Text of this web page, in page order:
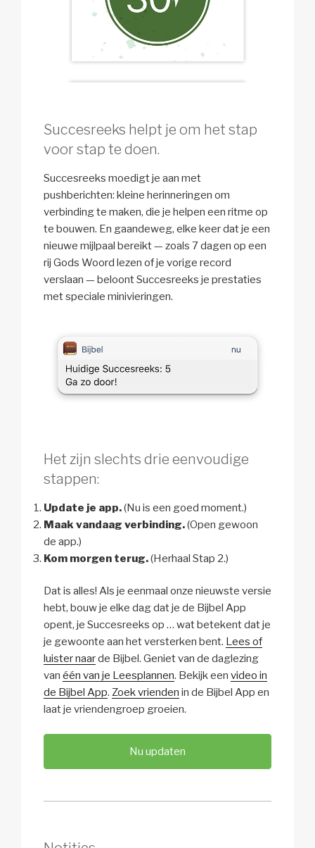
Succesreeks helpt je om het stap
voor stap te doen.
Succesreeks moedigt je aan met
pushberichten: kleine herinneringen om
verbinding te maken, die je helpen een ritme op
te bouwen. En gaandeweg, elke keer dat je een
nieuwe mijlpaal bereikt — zoals 7 dagen op een
rij Gods Woord lezen of je vorige record
verslaan — beloont Succesreeks je prestaties
met speciale minivieringen.
Het zijn slechts drie eenvoudige
stappen:
Update je app.(Nu is een goed moment.)
Maak vandaag verbinding.(Open gewoon
de app.)
Kom morgen terug.(Herhaal Stap 2.)
Dat is alles! Als je eenmaal onze nieuwste versie
hebt, bouw je elke dag dat je de Bijbel App
opent, je Succesreeks op … wat betekent dat je
je gewoonte aan het versterken bent. Lees of
luister naarde Bijbel. Geniet van de daglezing
van één van je Leesplannen. Bekijk een video in
de Bijbel App. Zoek vrienden in de Bijbel App en
laat je vriendengroep groeien.
Nu updaten